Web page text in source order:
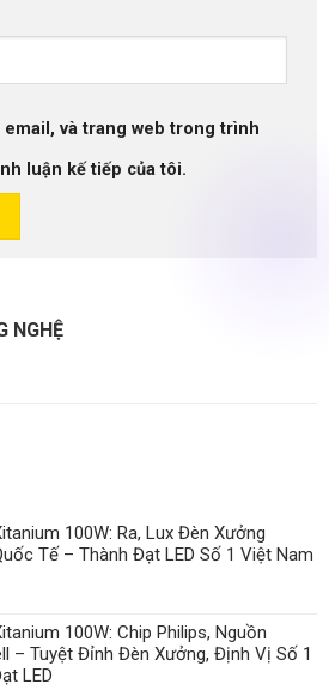
email, và trang web trong trình
luận kế tiếp của tôi.
NGHỆ
100W: Ra, Lux Đèn Xưởng
Tế – Thành Đạt LED Số 1 Việt Nam
100W: Chip Philips, Nguồn
– Tuyệt Đỉnh Đèn Xưởng, Định Vị Số 1
LED